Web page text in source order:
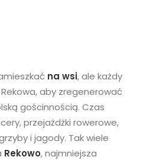
na wsi, ale każdy
aby zregenerować
gościnnością. Czas
przejażdżki rowerowe,
i jagody. Tak wiele
Rekowo, najmniejsza